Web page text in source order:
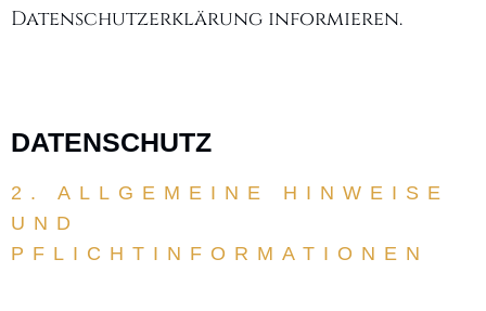
Datenschutzerklärung informieren.
DATENSCHUTZ
2. ALLGEMEINE HINWEISE
UND
PFLICHTINFORMATIONEN